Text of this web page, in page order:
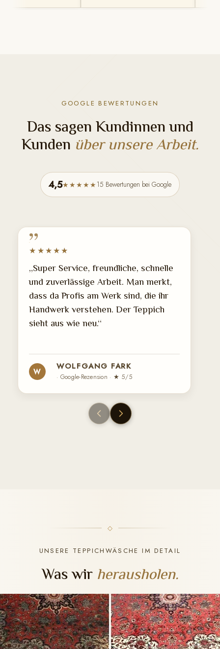
GOOGLE BEWERTUNGEN
Das sagen Kundinnen und
Kunden über unsere Arbeit.
4,5★★★★★ 15 Bewertungen bei Google
★★★★★
„Super Service, freundliche, schnelle
und zuverlässige Arbeit. Man merkt,
dass da Profis am Werk sind, die ihr
Handwerk verstehen. Der Teppich
sieht aus wie neu.“
W WOLFGANG FARK
· Google-Rezension · ★ 5/5
UNSERE TEPPICHWÄSCHE IM DETAIL
Was wir herausholen.